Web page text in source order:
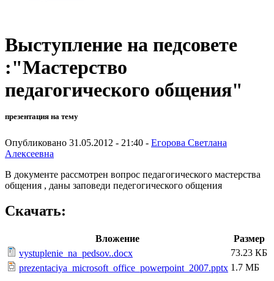
Выступление на педсовете
:"Мастерство
педагогического общения"
презентация на тему
Опубликовано 31.05.2012 - 21:40 - Егорова Светлана
Алексеевна
В документе рассмотрен вопрос педагогического мастерства
общения , даны заповеди педегогического общения
Скачать:
Вложение
Размер
vystuplenie_na_pedsov..docx
73.23 КБ
prezentaciya_microsoft_office_powerpoint_2007.pptx 1.7 МБ